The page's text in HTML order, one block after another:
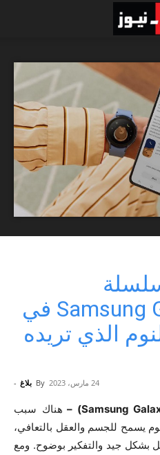
Samsung Galaxy Watch5 في
الذي تريده
By بلاغ - 24 مارس، 2023
هناك سبب
يسمح للجسم والعقل بالتعافي،
بشكل جيد والتفكير بوضوح. ومع